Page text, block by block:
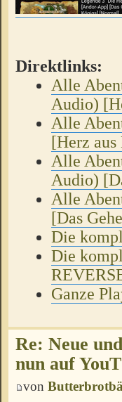
Direktlinks:
Alle
Audio)
Alle
[Herz aus
Alle
Audio)
Alle
[Das
Die
Die
Ganze
Re: Neue
nun auf YouT
von